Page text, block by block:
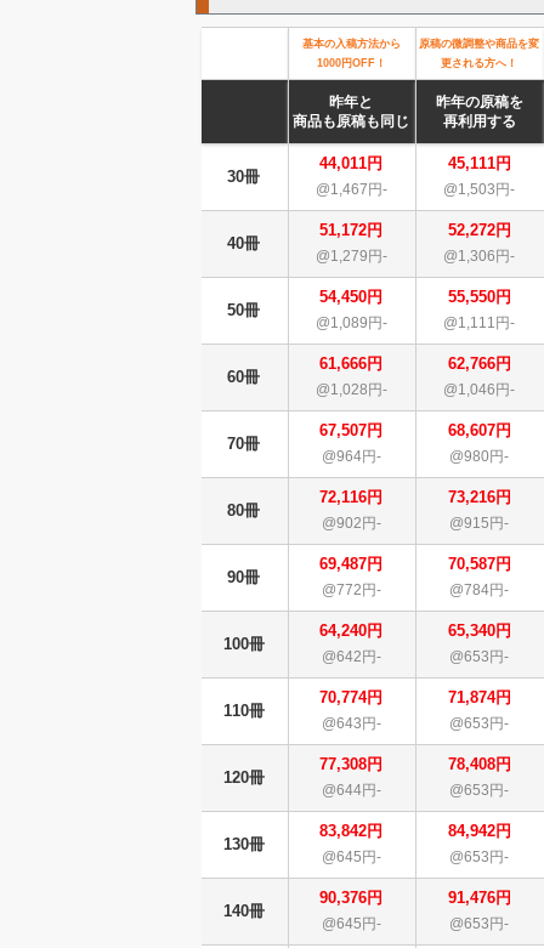
基本の入稿方法から
1000円OFF！
原稿の微調整や商品を変
更される方へ！
昨年と
商品も原稿も同じ
昨年の原稿を
再利用する
30冊
44,011円
@1,467円-
45,111円
@1,503円-
40冊
51,172円
@1,279円-
52,272円
@1,306円-
50冊
54,450円
@1,089円-
55,550円
@1,111円-
60冊
61,666円
@1,028円-
62,766円
@1,046円-
70冊
67,507円
@964円-
68,607円
@980円-
80冊
72,116円
@902円-
73,216円
@915円-
90冊
69,487円
@772円-
70,587円
@784円-
100冊
64,240円
@642円-
65,340円
@653円-
110冊
70,774円
@643円-
71,874円
@653円-
120冊
77,308円
@644円-
78,408円
@653円-
130冊
83,842円
@645円-
84,942円
@653円-
140冊
90,376円
@645円-
91,476円
@653円-